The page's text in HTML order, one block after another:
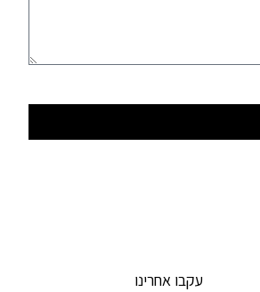
עקבו אחרינו